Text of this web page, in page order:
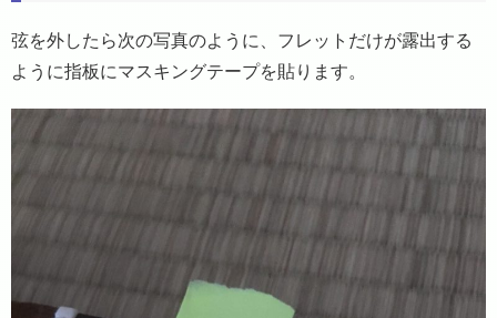
弦を外したら次の写真のように、フレットだけが露出する
ように指板にマスキングテープを貼ります。